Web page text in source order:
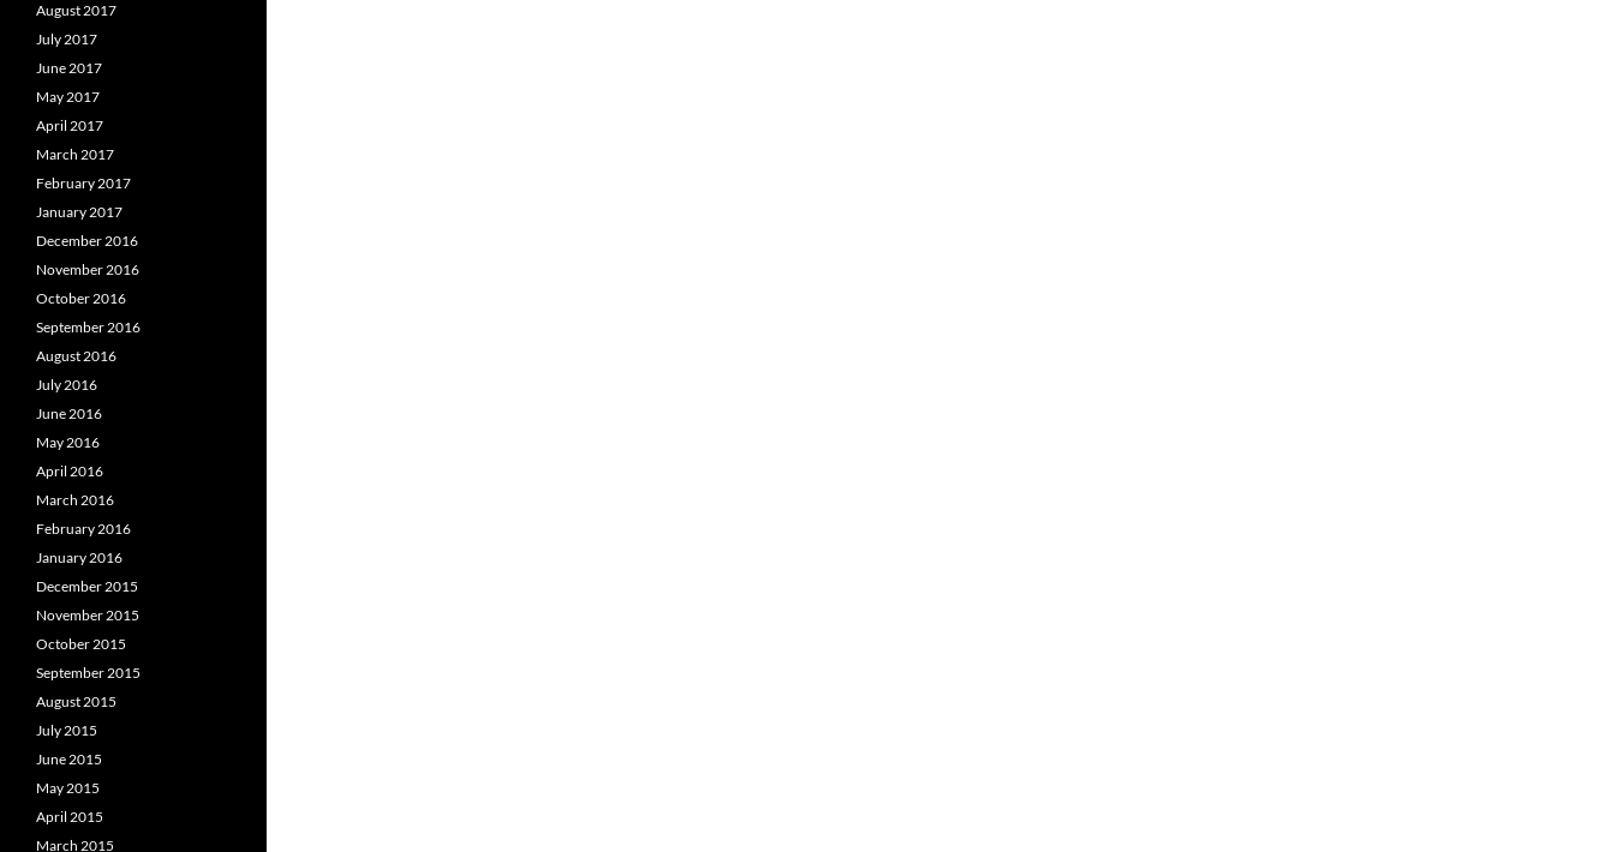
August 2017
July 2017
June 2017
May 2017
April 2017
March 2017
February 2017
January 2017
December 2016
November 2016
October 2016
September 2016
August 2016
July 2016
June 2016
May 2016
April 2016
March 2016
February 2016
January 2016
December 2015
November 2015
October 2015
September 2015
August 2015
July 2015
June 2015
May 2015
April 2015
March 2015